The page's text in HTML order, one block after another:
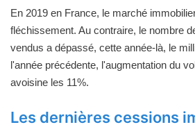
En 2019 en France, le marché
fléchissement. Au contraire, le nombre
vendus a dépassé, cette année-là, le
l'année précédente, l'augmentation du
avoisine les 11%.
Les dernières cessions